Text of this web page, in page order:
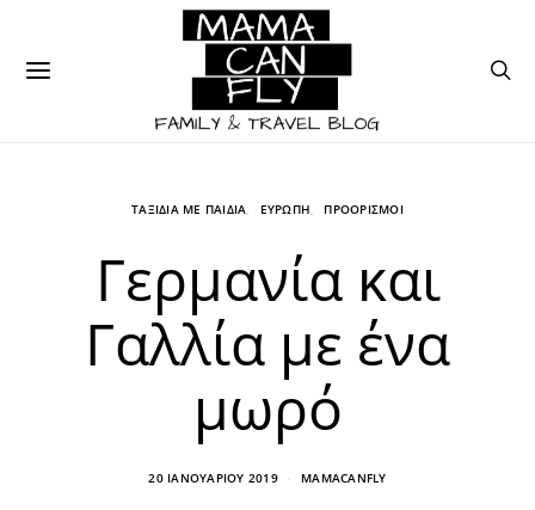
ΤΑΞΙΔΙΑ ΜΕ ΠΑΙΔΙΑ ΕΥΡΩΠΗ ΠΡΟΟΡΙΣΜΟΙ
Γερμανία και
Γαλλία με ένα
μωρό
20 ΙΑΝΟΥΑΡΊΟΥ 2019 MAMACANFLY